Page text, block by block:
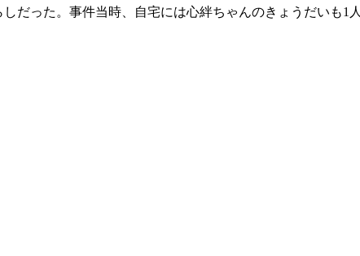
だった。事件当時、自宅には心絆ちゃんのきょうだいも1人